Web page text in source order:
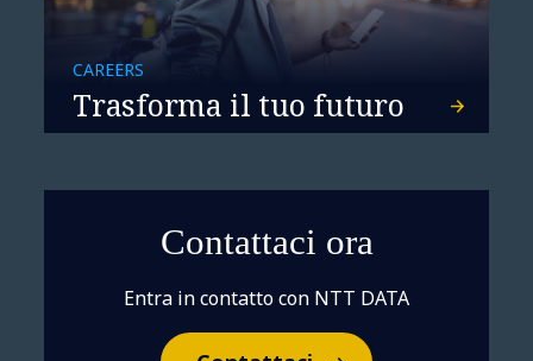
CAREERS
Trasforma il tuo futuro
Contattaci ora
Entra in contatto con NTT DATA